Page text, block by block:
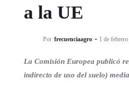
a la UE
Por frecuenciaagro 1 de
La Comisión Europea publicó
indirecto de uso del suelo)